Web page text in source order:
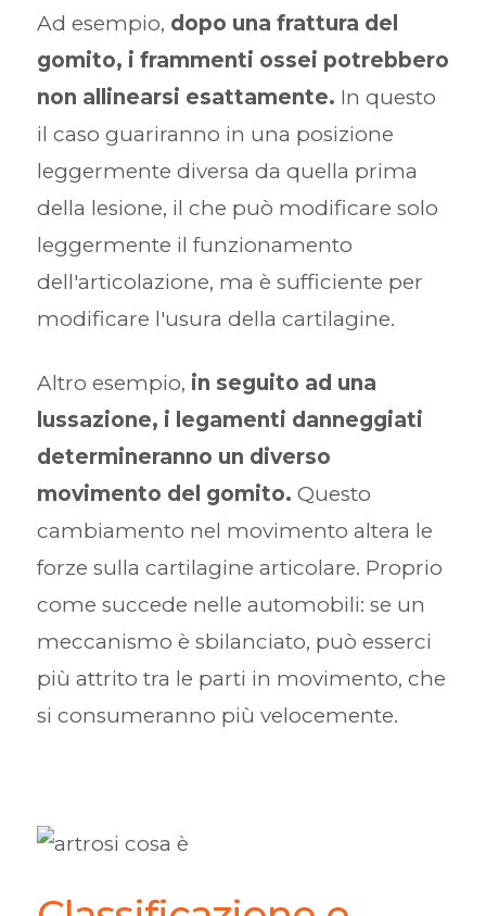
Ad esempio, dopo una frattura del
gomito, i frammenti ossei potrebbero
non allinearsi esattamente. In questo
il caso guariranno in una posizione
leggermente diversa da quella prima
della lesione, il che può modificare solo
leggermente il funzionamento
dell'articolazione, ma è sufficiente per
modificare l'usura della cartilagine.
Altro esempio, in seguito ad una
lussazione, i legamenti danneggiati
determineranno un diverso
movimento del gomito. Questo
cambiamento nel movimento altera le
forze sulla cartilagine articolare. Proprio
come succede nelle automobili: se un
meccanismo è sbilanciato, può esserci
più attrito tra le parti in movimento, che
si consumeranno più velocemente.